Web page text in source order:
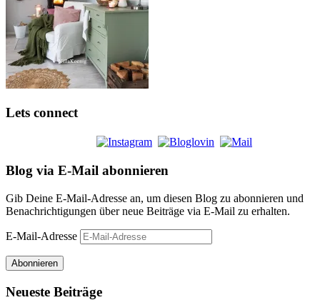
Lets connect
Blog via E-Mail abonnieren
Gib Deine E-Mail-Adresse an, um diesen Blog zu abonnieren und
Benachrichtigungen über neue Beiträge via E-Mail zu erhalten.
E-Mail-Adresse
Abonnieren
Neueste Beiträge